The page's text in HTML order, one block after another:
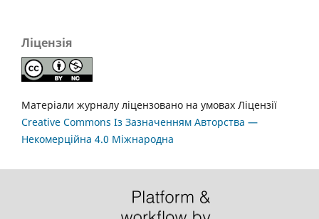
Ліцензія
Матеріали журналу ліцензовано на умовах Ліцензії
Creative Commons Із Зазначенням Авторства —
Некомерційна 4.0 Міжнародна